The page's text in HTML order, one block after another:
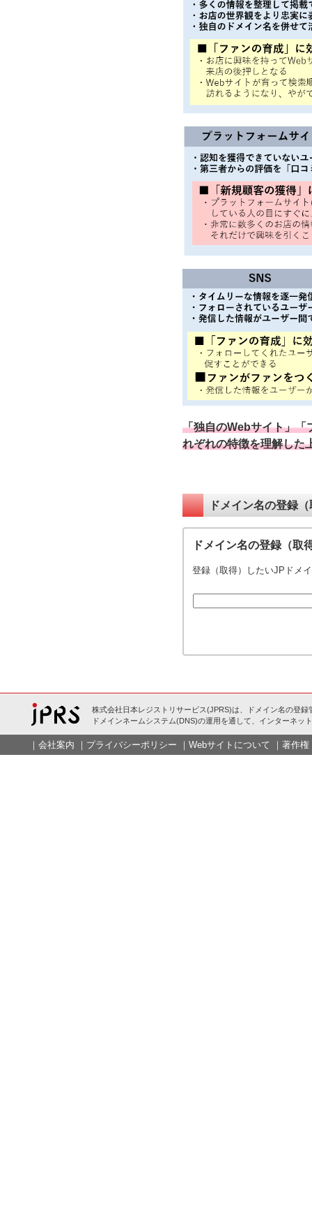
「独自のWebサイト」「
れぞれの特徴を理解した
ドメイン名の登録
ドメイン名の登録（取
登録（取得）したいJPドメ
株式会社日本レジストリサービス(JPRS)は、ドメイン名の登録
ドメインネームシステム(DNS)の運用を通して、インターネッ
｜ 会社案内 ｜ プライバシーポリシー ｜ Webサイトについて ｜ 著作権